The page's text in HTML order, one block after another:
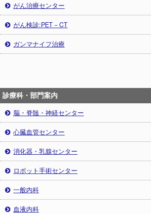
がん治療センター
がん検診:PET－CT
ガンマナイフ治療
診療科・部門案内
脳・脊髄・神経センター
心臓血管センター
消化器・乳腺センター
ロボット手術センター
一般内科
血液内科